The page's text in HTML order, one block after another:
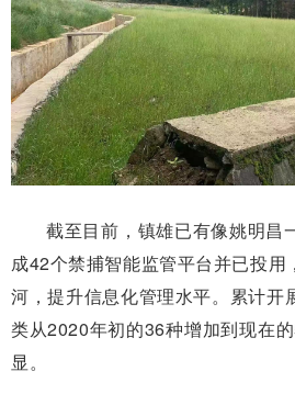
截至目前，镇雄已有像姚明昌
成42个禁捕智能监管平台并已投用
河，提升信息化管理水平。累计开
类从2020年初的36种增加到现在
显。